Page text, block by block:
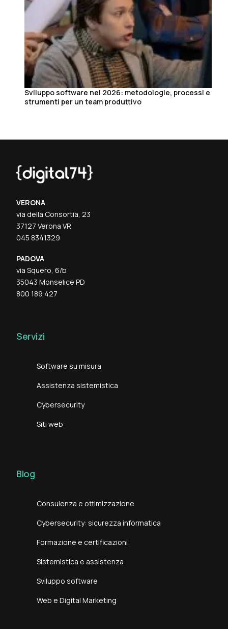
Sviluppo software nel 2026: metodologie, processi e
strumenti per un team produttivo
VERONA
via della Consortia, 23
37127 Verona VR
045 8341329
PADOVA
via Squero, 6/b
35043 Monselice PD
800 189 427
Servizi
Software su misura
Assistenza sistemistica
Cybersecurity
Siti web
Blog
Consulenza e ottimizzazione
Cybersecurity: sicurezza informatica
Formazione e certificazioni
Sistemistica e assistenza
Sviluppo software
Web e Digital Marketing